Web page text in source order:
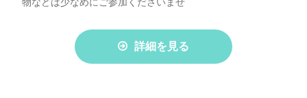
物などは少なめにご参加くださいませ
詳細を見る